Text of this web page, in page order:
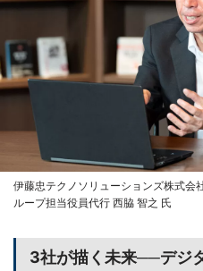
伊藤忠テクノソリューションズ株式会
ループ担当役員代行 西脇 智之 氏
3社が描く未来──デジ